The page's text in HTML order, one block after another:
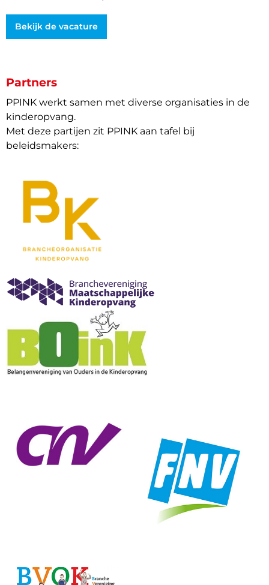
Bekijk de vacature
Partners
PPINK werkt samen met diverse organisaties in de
kinderopvang.
Met deze partijen zit PPINK aan tafel bij
beleidsmakers: